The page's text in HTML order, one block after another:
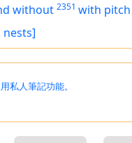
without 2351 with pitch
nests]
私人筆記功能。